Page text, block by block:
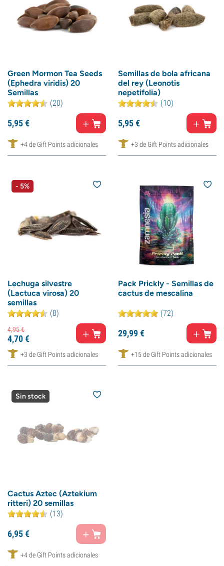
Green Mormon Tea Seeds
(Ephedra viridis) 20
Semillas
(20)
5,95€
+4 de Gift Points adicionales
Semillas de bola africana
del rey (Leonotis
nepetifolia)
(10)
5,95€
+3 de Gift Points adicionales
- 5%
Lechuga silvestre
(Lactuca virosa) 20
semillas
(8)
4,95€
4,70€
+3 de Gift Points adicionales
Pack Prickly - Semillas de
cactus de mescalina
(72)
29,99€
+15 de Gift Points adicionales
Sin stock
Cactus Aztec (Aztekium
ritteri) 20 semillas
(13)
6,95€
+4 de Gift Points adicionales